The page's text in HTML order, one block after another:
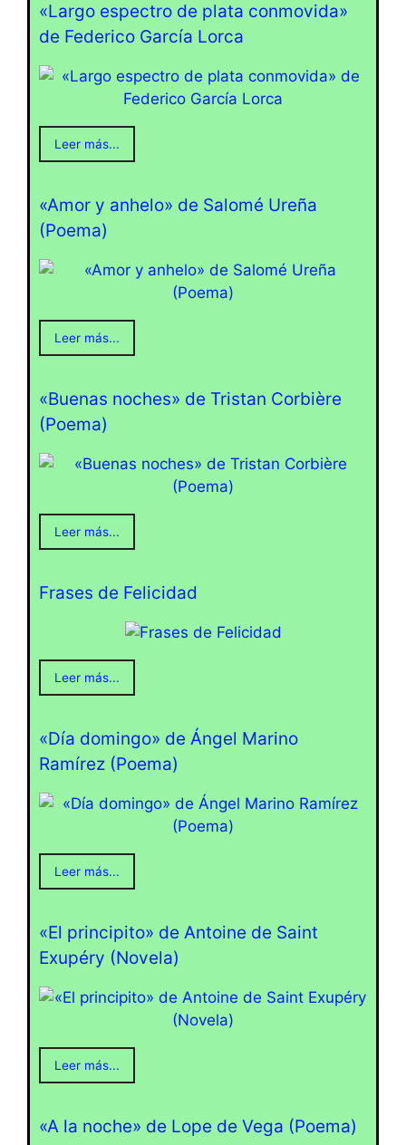
«Largo espectro de plata conmovida»
de Federico García Lorca
Leer más...
«Amor y anhelo» de Salomé Ureña
(Poema)
Leer más...
«Buenas noches» de Tristan Corbière
(Poema)
Leer más...
Frases de Felicidad
Leer más...
«Día domingo» de Ángel Marino
Ramírez (Poema)
Leer más...
«El principito» de Antoine de Saint
Exupéry (Novela)
Leer más...
«A la noche» de Lope de Vega (Poema)